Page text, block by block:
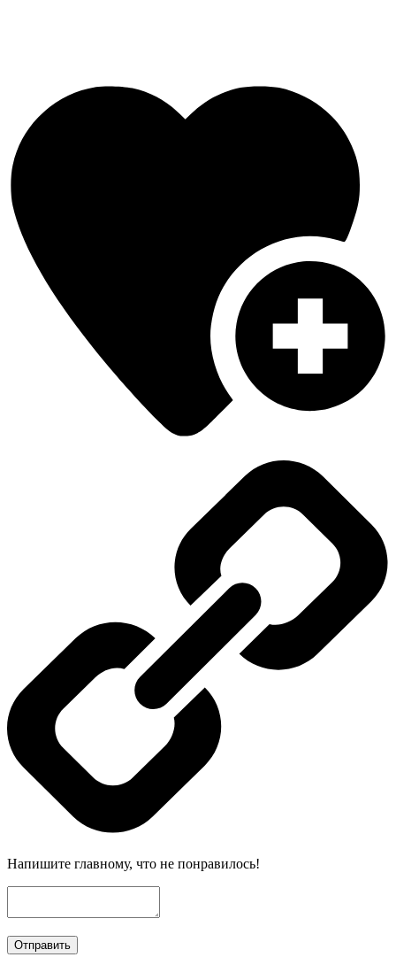
Напишите главному, что не понравилось!